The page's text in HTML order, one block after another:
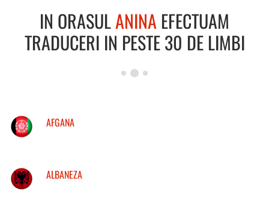
IN ORASULANINA EFECTUAM
TRADUCERI IN PESTE 30 DE LIMBI
AFGANA
ALBANEZA